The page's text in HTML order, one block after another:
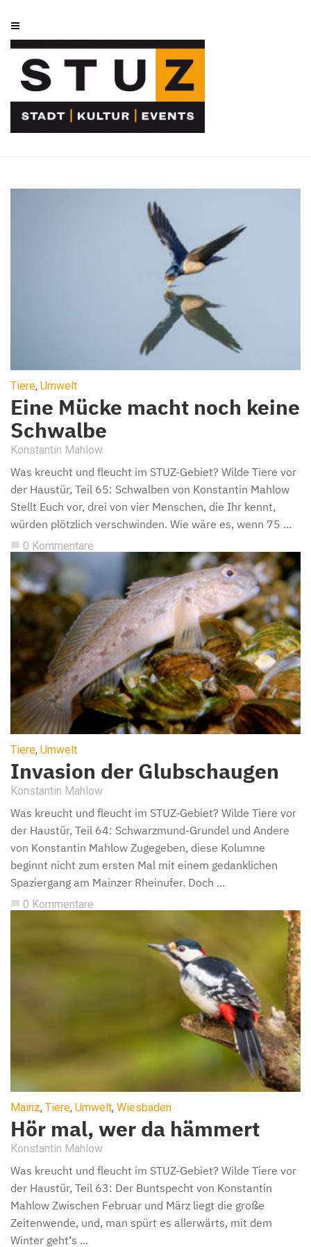
Tiere, Umwelt
Eine Mücke macht noch keine
Schwalbe
Konstantin Mahlow
Was kreucht und fleucht im STUZ-Gebiet? Wilde Tiere vor
der Haustür, Teil 65: Schwalben von Konstantin Mahlow
Stellt Euch vor, drei von vier Menschen, die Ihr kennt,
würden plötzlich verschwinden. Wie wäre es, wenn 75 ...
chat_bubble 0 Kommentare
Tiere, Umwelt
Invasion der Glubschaugen
Konstantin Mahlow
Was kreucht und fleucht im STUZ-Gebiet? Wilde Tiere vor
der Haustür, Teil 64: Schwarzmund-Grundel und Andere
von Konstantin Mahlow Zugegeben, diese Kolumne
beginnt nicht zum ersten Mal mit einem gedanklichen
Spaziergang am Mainzer Rheinufer. Doch ...
0 Kommentare
Mainz, Tiere, Umwelt, Wiesbaden
Hör mal, wer da hämmert
Konstantin Mahlow
Was kreucht und fleucht im STUZ-Gebiet? Wilde Tiere vor
der Haustür, Teil 63: Der Buntspecht von Konstantin
Mahlow Zwischen Februar und März liegt die große
Zeitenwende, und, man spürt es allerwärts, mit dem
Winter geht‘s ...